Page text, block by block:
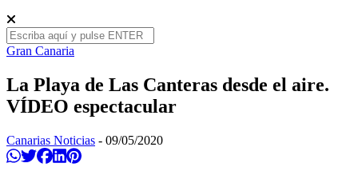
Gran Canaria
La Playa de Las Canteras desde el aire.
VÍDEO espectacular
Canarias Noticias - 09/05/2020
Compartir en Whatsapp
Twittear
Compartir en Facebook
Compartir en Linkedin
Compartir en Pinterest